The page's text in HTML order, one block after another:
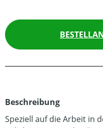
Beschreibung
Speziell auf die Arbeit in